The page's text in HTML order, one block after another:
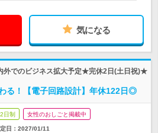
気になる
外でのビジネス拡大予定★完休2日(土日祝)★
る！【電子回路設計】年休122日◎
日制 女性のおしごと掲載中
日： 2027/01/11